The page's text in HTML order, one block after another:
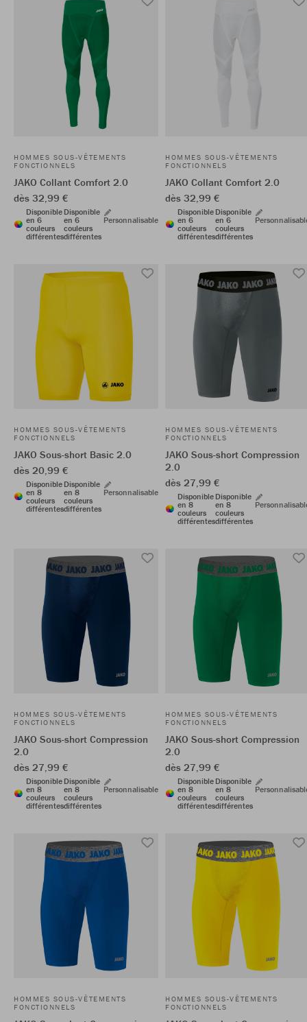
HOMMES SOUS-VÊTEMENTS
FONCTIONNELS
JAKO Collant Comfort 2.0
dès 32,99 €
Disponible
en 6
couleurs
différentes
Disponible
en 6
couleurs
différentes
Personnalisable
HOMMES SOUS-VÊTEMENTS
FONCTIONNELS
JAKO Collant Comfort 2.0
dès 32,99 €
Disponible
en 6
couleurs
différentes
Disponible
en 6
couleurs
différentes
HOMMES SOUS-VÊTEMENTS
FONCTIONNELS
JAKO Sous-short Basic 2.0
dès 20,99 €
Disponible
en 8
couleurs
différentes
Disponible
en 8
couleurs
différentes
Personnalisable
HOMMES SOUS-VÊTEMENTS
FONCTIONNELS
JAKO Sous-short Compression
2.0
dès 27,99 €
Disponible
en 8
couleurs
différentes
Disponible
en 8
couleurs
différentes
HOMMES SOUS-VÊTEMENTS
FONCTIONNELS
JAKO Sous-short Compression
2.0
dès 27,99 €
Disponible
en 8
couleurs
différentes
Disponible
en 8
couleurs
différentes
Personnalisable
HOMMES SOUS-VÊTEMENTS
FONCTIONNELS
JAKO Sous-short Compression
2.0
dès 27,99 €
Disponible
en 8
couleurs
différentes
Disponible
en 8
couleurs
différentes
HOMMES SOUS-VÊTEMENTS
FONCTIONNELS
HOMMES SOUS-VÊTEMENTS
FONCTIONNELS